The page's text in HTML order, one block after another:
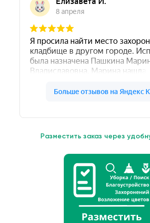
Разместить заказ через